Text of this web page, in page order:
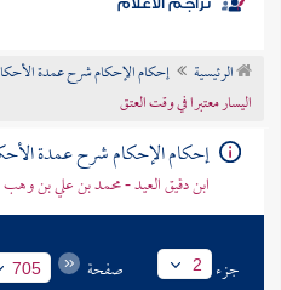
موضوعي
تراجم الأعلام
الرئيسية إحكام الإحكام شرح عمدة
اليسار معتبرا في وقت العتق
إحكام الإحكام شرح عمدة
ابن دقيق العيد - محمد بن علي بن
جزء 2 صفحة 705